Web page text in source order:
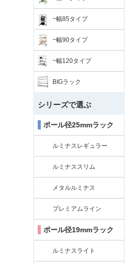
~幅85タイプ
~幅90タイプ
~幅120タイプ
BIGラック
シリーズで選ぶ
ポール径25mmラック
ルミナスレギュラー
ルミナススリム
メタルルミナス
プレミアムライン
ポール径19mmラック
ルミナスライト
また平日10:00までのご注文で即日
場合がございます。ご了承くださ